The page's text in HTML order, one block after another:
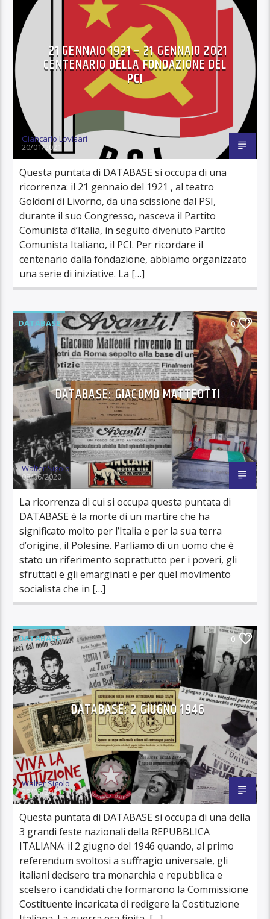
21 GENNAIO 1921 – 21 GENNAIO 2021
CENTENARIO DELLA FONDAZIONE DEL
PCI
Giancarlo Lovisari
20/01/2021
Questa puntata di DATABASE si occupa di una
ricorrenza: il 21 gennaio del 1921 , al teatro
Goldoni di Livorno, da una scissione dal PSI,
durante il suo Congresso, nasceva il Partito
Comunista d’Italia, in seguito divenuto Partito
Comunista Italiano, il PCI. Per ricordare il
centenario dalla fondazione, abbiamo organizzato
una serie di iniziative. La […]
DATABASE 0
DATABASE: GIACOMO MATTEOTTI
Walter Sigolo
08/06/2020
La ricorrenza di cui si occupa questa puntata di
DATABASE è la morte di un martire che ha
significato molto per l’Italia e per la sua terra
d’origine, il Polesine. Parliamo di un uomo che è
stato un riferimento soprattutto per i poveri, gli
sfruttati e gli emarginati e per quel movimento
socialista che in […]
DATABASE 0
DATABASE: 2 GIUGNO 1946
Walter Sigolo
29/05/2020
Questa puntata di DATABASE si occupa di una della
3 grandi feste nazionali della REPUBBLICA
ITALIANA: il 2 giugno del 1946 quando, al primo
referendum svoltosi a suffragio universale, gli
italiani decisero tra monarchia e repubblica e
scelsero i candidati che formarono la Commissione
Costituente incaricata di redigere la Costituzione